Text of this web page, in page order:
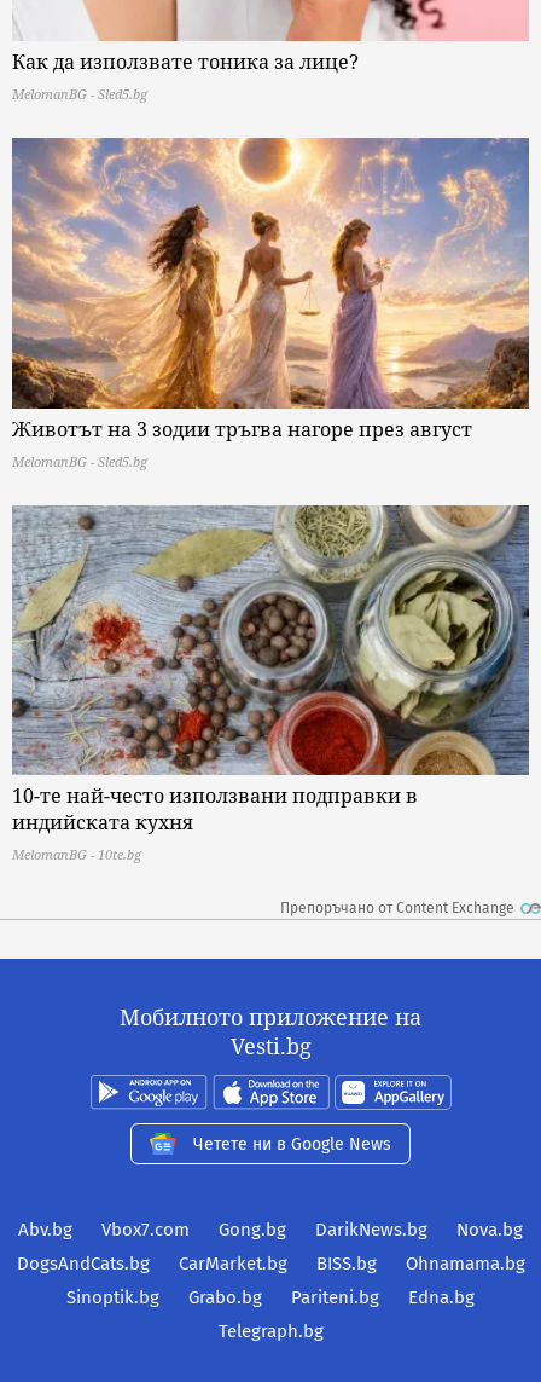
Как да използвате тоника за лице?
MelomanBG - Sled5.bg
Животът на 3 зодии тръгва нагоре през август
MelomanBG - Sled5.bg
10-те най-често използвани подправки в
индийската кухня
MelomanBG - 10te.bg
Препоръчано от Content Exchange
Мобилното приложение на
Vesti.bg
Четете ни в Google News
Abv.bg Vbox7.com Gong.bg DarikNews.bg
Nova.bg
DogsAndCats.bg
CarMarket.bg BISS.bg
Ohnamama.bg
Sinoptik.bg
Grabo.bg Pariteni.bg
Edna.bg
Telegraph.bg